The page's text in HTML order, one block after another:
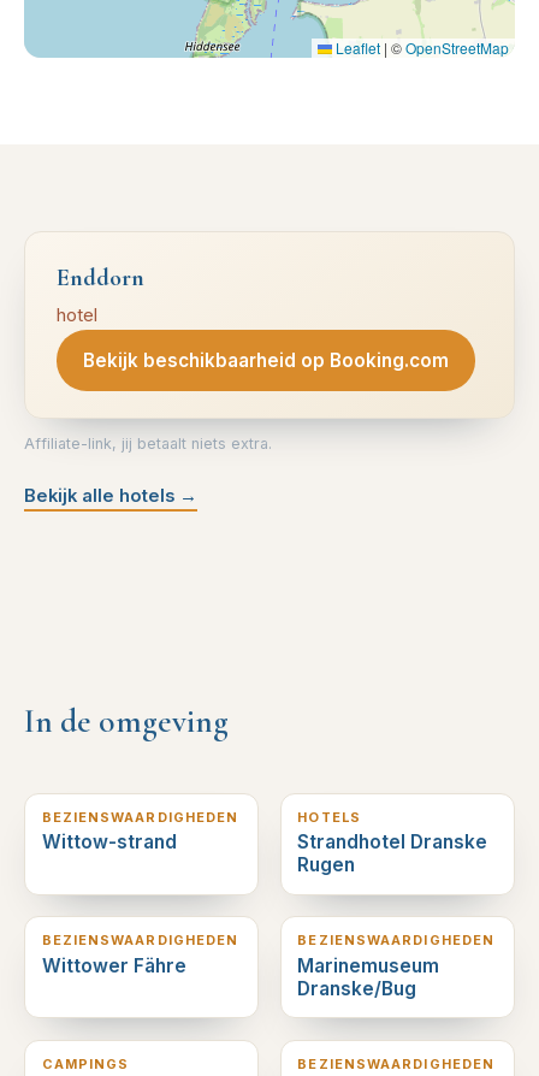
Leaflet | ©OpenStreetMap
Enddorn
hotel
Bekijk beschikbaarheid op Booking.com
Affiliate-link, jij betaalt niets extra.
Bekijk alle hotels →
In de omgeving
BEZIENSWAARDIGHEDEN
Wittow-strand
HOTELS
Strandhotel Dranske
Rugen
9 km verderop
BEZIENSWAARDIGHEDEN
Wittower Fähre
9 km verderop
BEZIENSWAARDIGHEDEN
Marinemuseum
Dranske/Bug
16 km verderop
CAMPINGS
17 km verderop
BEZIENSWAARDIGHEDEN